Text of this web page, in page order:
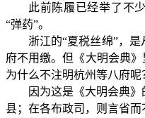
此前陈履已经举了不
“弹药”。
浙江的“夏税丝绵”，
府不用缴。但《大明会典》
为什么不注明杭州等八府呢
因为这是《大明会典
县；在各布政司，则言省